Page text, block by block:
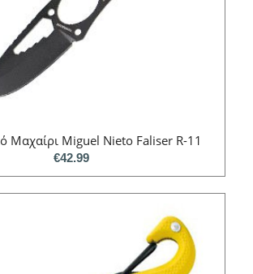
Mαχαίρι Miguel Nieto Faliser R-11
€42.99